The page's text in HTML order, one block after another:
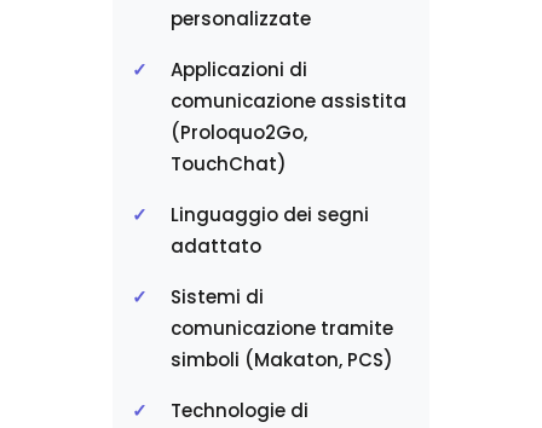
personalizzate
Applicazioni di
comunicazione assistita
(Proloquo2Go,
TouchChat)
Linguaggio dei segni
adattato
Sistemi di
comunicazione tramite
simboli (Makaton, PCS)
Technologie di